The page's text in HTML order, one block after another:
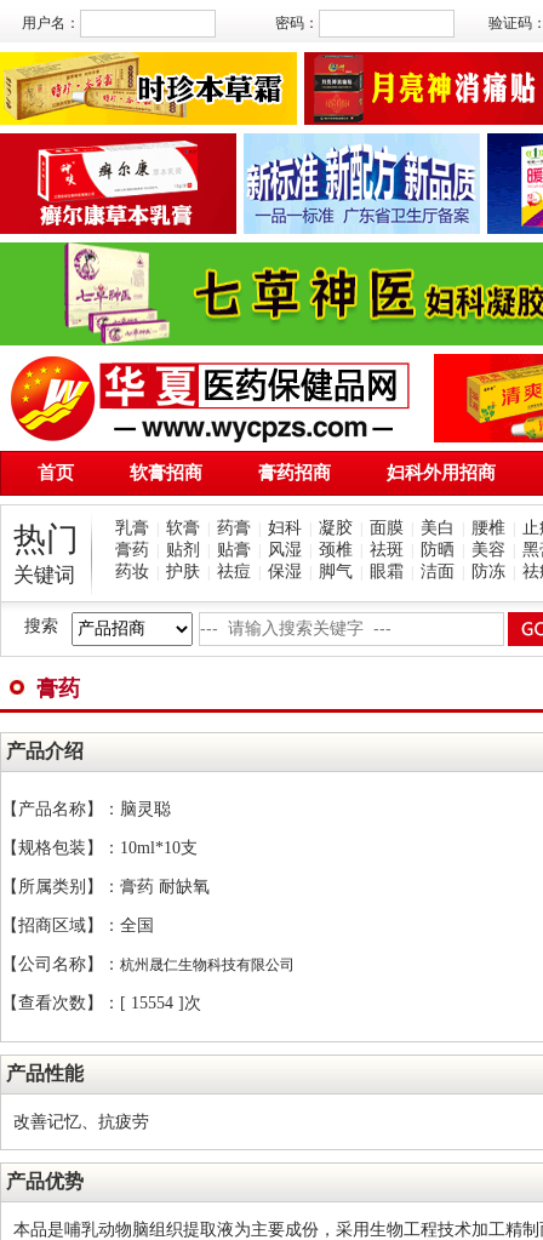
用户名： 密码： 验证码
首页 软膏招商 膏药招商 妇科外用招商
热门
关键词
乳膏 软膏 药膏 妇科 凝胶 面膜 美白 腰椎
止
膏药
贴剂 贴膏 风湿 颈椎 祛斑 防晒 美容
黑
药妆
护肤 祛痘 保湿 脚气 眼霜 洁面 防冻 祛
搜索
膏药
产品介绍
【产品名称】：脑灵聪
【规格包装】：10ml*10支
【所属类别】：膏药 耐缺氧
【招商区域】：全国
【公司名称】： 杭州晟仁生物科技有限公司
【查看次数】：[ 15554 ]次
产品性能
改善记忆、抗疲劳
产品优势
本品是哺乳动物脑组织提取液为主要成份，采用生物工程技术加工精